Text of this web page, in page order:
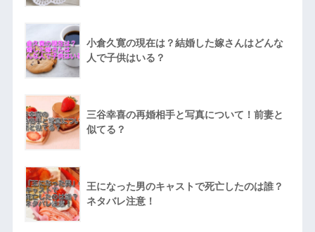
小倉久寛の現在は？結婚した嫁さんはどんな
人で子供はいる？
三谷幸喜の再婚相手と写真について！前妻と
似てる？
王になった男のキャストで死亡したのは誰？
ネタバレ注意！